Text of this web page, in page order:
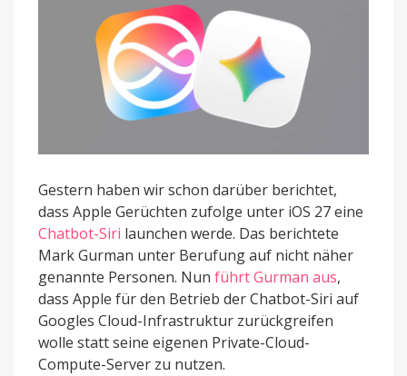
Gestern haben wir schon darüber berichtet,
dass Apple Gerüchten zufolge unter iOS 27 eine
Chatbot-Siri launchen werde. Das berichtete
Mark Gurman unter Berufung auf nicht näher
genannte Personen. Nun führt Gurman aus,
dass Apple für den Betrieb der Chatbot-Siri auf
Googles Cloud-Infrastruktur zurückgreifen
wolle statt seine eigenen Private-Cloud-
Compute-Server zu nutzen.